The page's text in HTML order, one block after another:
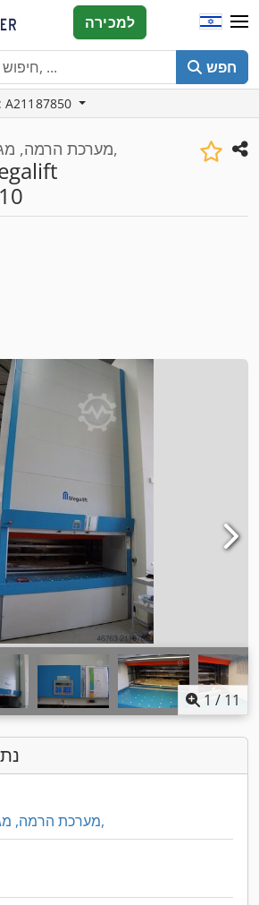
חפש
למכירה
/ ... / מספר מודעה: A21187850
מערכת הרמה, מגמט, 170 ק"ג למגש,
1 / 11
מערכת הרמה, מגמט, 170 ק"ג למגש,